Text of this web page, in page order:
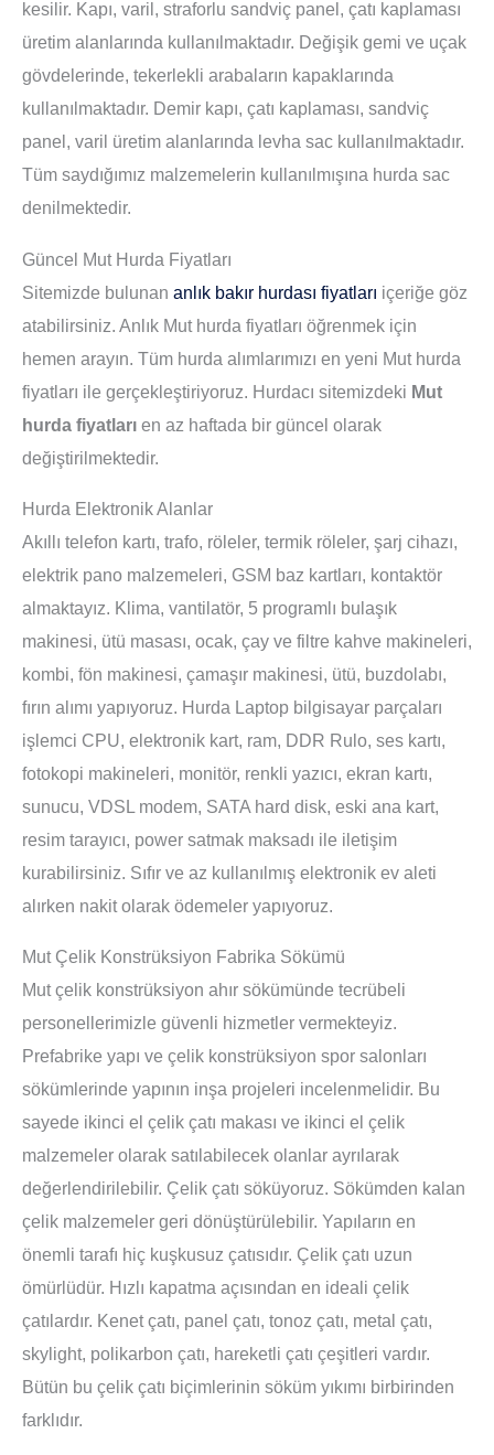
kesilir. Kapı, varil, straforlu sandviç panel, çatı kaplaması
üretim alanlarında kullanılmaktadır. Değişik gemi ve uçak
gövdelerinde, tekerlekli arabaların kapaklarında
kullanılmaktadır. Demir kapı, çatı kaplaması, sandviç
panel, varil üretim alanlarında levha sac kullanılmaktadır.
Tüm saydığımız malzemelerin kullanılmışına hurda sac
denilmektedir.
Güncel Mut Hurda Fiyatları
Sitemizde bulunan anlık bakır hurdası fiyatları içeriğe göz
atabilirsiniz. Anlık Mut hurda fiyatları öğrenmek için
hemen arayın. Tüm hurda alımlarımızı en yeni Mut hurda
fiyatları ile gerçekleştiriyoruz. Hurdacı sitemizdeki Mut
hurda fiyatları en az haftada bir güncel olarak
değiştirilmektedir.
Hurda Elektronik Alanlar
Akıllı telefon kartı, trafo, röleler, termik röleler, şarj cihazı,
elektrik pano malzemeleri, GSM baz kartları, kontaktör
almaktayız. Klima, vantilatör, 5 programlı bulaşık
makinesi, ütü masası, ocak, çay ve filtre kahve makineleri,
kombi, fön makinesi, çamaşır makinesi, ütü, buzdolabı,
fırın alımı yapıyoruz. Hurda Laptop bilgisayar parçaları
işlemci CPU, elektronik kart, ram, DDR Rulo, ses kartı,
fotokopi makineleri, monitör, renkli yazıcı, ekran kartı,
sunucu, VDSL modem, SATA hard disk, eski ana kart,
resim tarayıcı, power satmak maksadı ile iletişim
kurabilirsiniz. Sıfır ve az kullanılmış elektronik ev aleti
alırken nakit olarak ödemeler yapıyoruz.
Mut Çelik Konstrüksiyon Fabrika Sökümü
Mut çelik konstrüksiyon ahır sökümünde tecrübeli
personellerimizle güvenli hizmetler vermekteyiz.
Prefabrike yapı ve çelik konstrüksiyon spor salonları
sökümlerinde yapının inşa projeleri incelenmelidir. Bu
sayede ikinci el çelik çatı makası ve ikinci el çelik
malzemeler olarak satılabilecek olanlar ayrılarak
değerlendirilebilir. Çelik çatı söküyoruz. Sökümden kalan
çelik malzemeler geri dönüştürülebilir. Yapıların en
önemli tarafı hiç kuşkusuz çatısıdır. Çelik çatı uzun
ömürlüdür. Hızlı kapatma açısından en ideali çelik
çatılardır. Kenet çatı, panel çatı, tonoz çatı, metal çatı,
skylight, polikarbon çatı, hareketli çatı çeşitleri vardır.
Bütün bu çelik çatı biçimlerinin söküm yıkımı birbirinden
farklıdır.